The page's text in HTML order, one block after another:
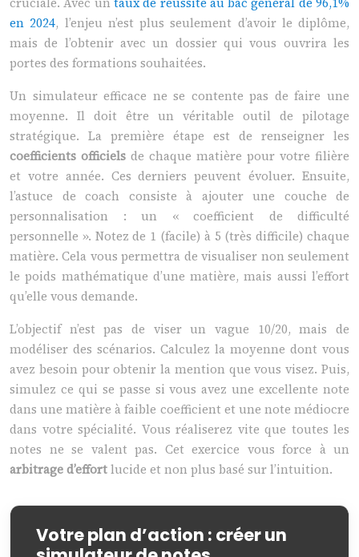
en 2024, l’enjeu n’est plus seulement d’avoir le diplôme,
mais de l’obtenir avec un dossier qui vous ouvrira les
portes des formations souhaitées.
Un simulateur efficace ne se contente pas de faire une
moyenne. Il doit être un véritable outil de pilotage
stratégique. La première étape est de renseigner les
coefficients officiels de chaque matière pour votre filière
et votre année. Ces derniers peuvent évoluer. Ensuite,
l’astuce de coach consiste à ajouter une couche de
personnalisation : un « coefficient de difficulté
personnelle ». Notez de 1 (facile) à 5 (très difficile) chaque
matière. Cela vous permettra de visualiser non seulement
le poids mathématique d’une matière, mais aussi l’effort
qu’elle vous demande.
L’objectif n’est pas de viser un vague 10/20, mais de
modéliser des scénarios. Calculez la moyenne dont vous
avez besoin pour obtenir la mention que vous visez. Puis,
simulez ce qui se passe si vous avez une excellente note
dans une matière à faible coefficient et une note médiocre
dans votre spécialité. Vous réaliserez vite que toutes les
notes ne se valent pas. Cet exercice vous force à un
arbitrage d’effortlucide et non plus basé sur l’intuition.
Votre plan d’action : créer un